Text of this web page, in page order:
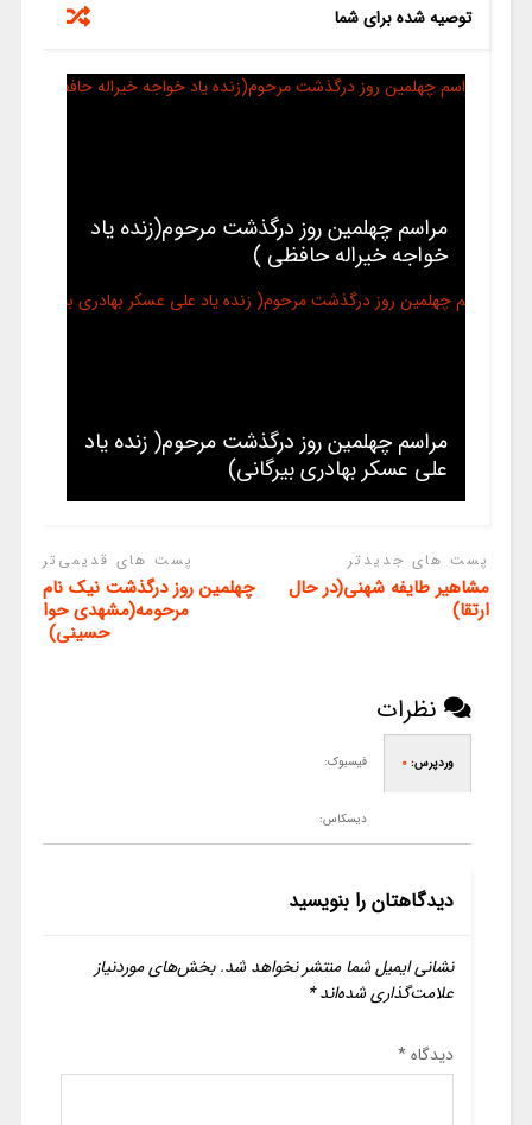
توصیه شده برای شما
مراسم چهلمین روز درگذشت مرحوم(زنده یاد
خواجه خیراله حافظی )
مراسم چهلمین روز درگذشت مرحوم( زنده یاد
علی عسکر بهادری بیرگانی)
پست های جدیدتر
مشاهیر طایفه شهنی(در حال
ارتقا)
پست های قدیمی‌تر
چهلمین روز درگذشت نیک نام
مرحومه(مشهدی حوا
حسینی)
نظرات
وردپرس: 0 فیسبوک:
دیسکاس:
دیدگاهتان را بنویسید
نشانی ایمیل شما منتشر نخواهد شد. بخش‌های موردنیاز
علامت‌گذاری شده‌اند*
دیدگاه*